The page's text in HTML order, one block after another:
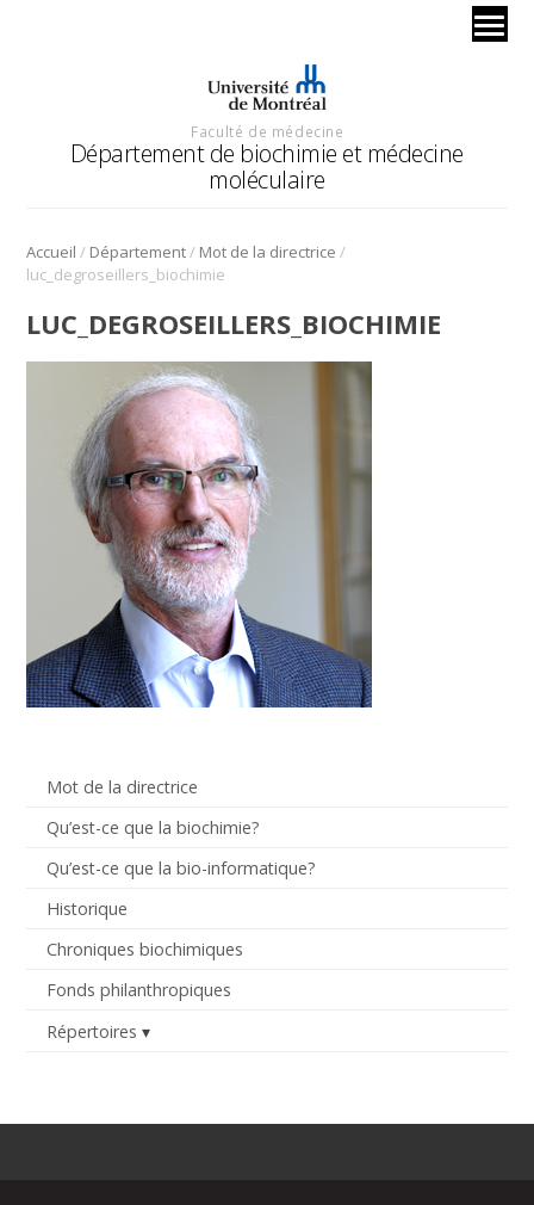
Faculté de médecine
Département de biochimie et médecine
moléculaire
Accueil / Département/ Mot de la directrice /
luc_degroseillers_biochimie
Mot de la directrice
Qu’est-ce que la biochimie?
Qu’est-ce que la bio-informatique?
Historique
Chroniques biochimiques
Fonds philanthropiques
Répertoires
LUC_DEGROSEILLERS_BIOCHIMIE